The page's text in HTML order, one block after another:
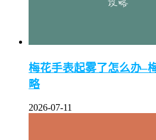
梅花手表起雾了怎么办–
略
2026-07-11